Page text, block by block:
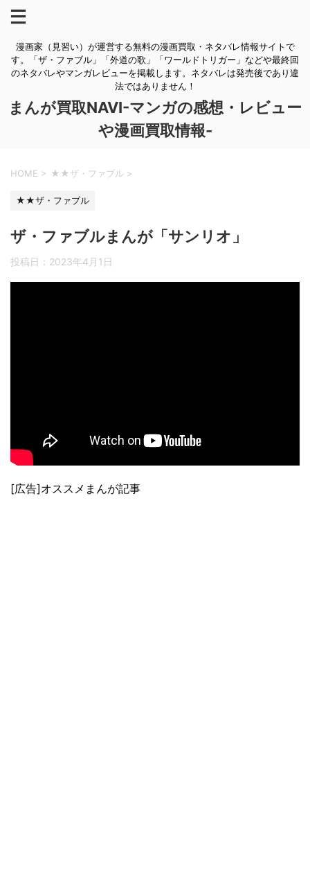
漫画家（見習い）が運営する無料の漫画買取・ネタバレ情報サイトで
す。「ザ・ファブル」「外道の歌」「ワールドトリガー」などや最終回
のネタバレやマンガレビューを掲載します。ネタバレは発売後であり違
法ではありません！
まんが買取NAVI-マンガの感想・レビュー
や漫画買取情報-
HOME > ★★ザ・ファブル >
★★ザ・ファブル
ザ・ファブルまんが「サンリオ」
投稿日： 2023年4月1日
[広告]オススメまんが記事